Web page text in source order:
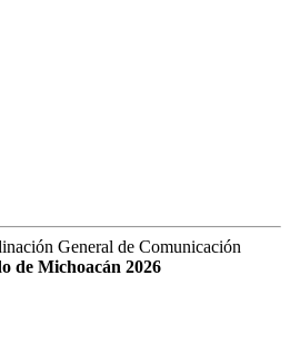
General de Comunicación
de Michoacán 2026